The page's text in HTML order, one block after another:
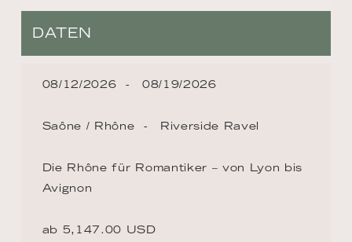
DATEN
08/12/2026 08/19/2026
Saône / Rhône Riverside Ravel
Die Rhône für Romantiker – von Lyon bis
Avignon
ab 5,147.00 USD